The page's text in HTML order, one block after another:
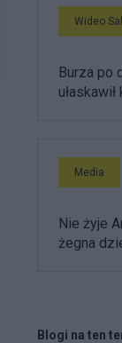
Wideo
Burza po
Media
Nie żyje
żegna
Blogi na ten